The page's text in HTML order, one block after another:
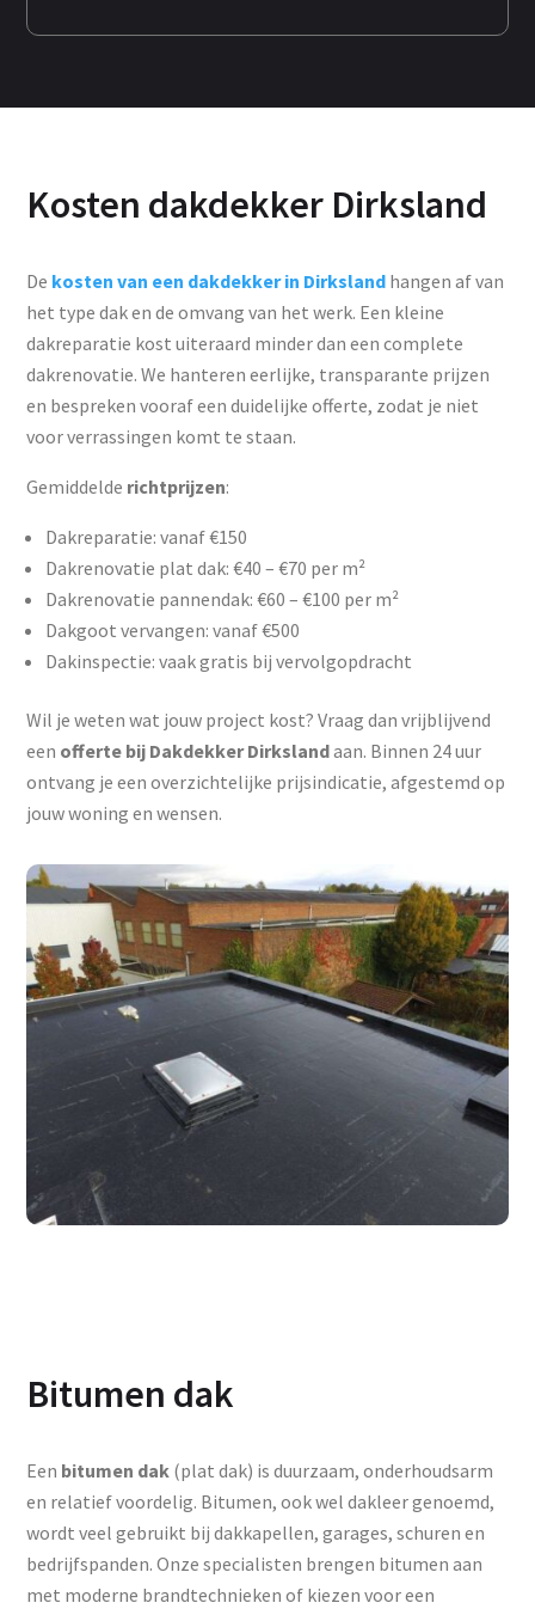
Kosten dakdekker Dirksland
De kosten van een dakdekker in Dirksland hangen af van
het type dak en de omvang van het werk. Een kleine
dakreparatie kost uiteraard minder dan een complete
dakrenovatie. We hanteren eerlijke, transparante prijzen
en bespreken vooraf een duidelijke offerte, zodat je niet
voor verrassingen komt te staan.
Gemiddelde richtprijzen:
Dakreparatie: vanaf €150
Dakrenovatie plat dak: €40 – €70 per m²
Dakrenovatie pannendak: €60 – €100 per m²
Dakgoot vervangen: vanaf €500
Dakinspectie: vaak gratis bij vervolgopdracht
Wil je weten wat jouw project kost? Vraag dan vrijblijvend
een offerte bij Dakdekker Dirkslandaan. Binnen 24 uur
ontvang je een overzichtelijke prijsindicatie, afgestemd op
jouw woning en wensen.
Bitumen dak
Een bitumen dak (plat dak) is duurzaam, onderhoudsarm
en relatief voordelig. Bitumen, ook wel dakleer genoemd,
wordt veel gebruikt bij dakkapellen, garages, schuren en
bedrijfspanden. Onze specialisten brengen bitumen aan
met moderne brandtechnieken of kiezen voor een